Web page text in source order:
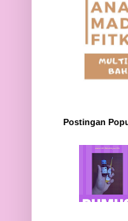
Postingan